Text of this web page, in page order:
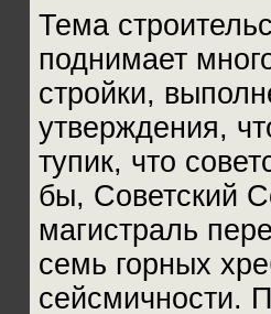
Тема
поднимает
стройки,
утверждения,
тупик, что
бы, Советский
магистраль
семь горных
сейсмичности.